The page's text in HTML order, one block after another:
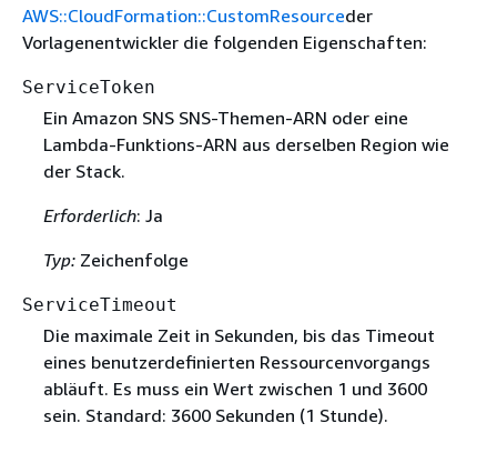
AWS::CloudFormation::CustomResourceder
Vorlagenentwickler die folgenden Eigenschaften:
ServiceToken
Ein Amazon SNS SNS-Themen-ARN oder eine
Lambda-Funktions-ARN aus derselben Region wie
der Stack.
Erforderlich: Ja
Typ:Zeichenfolge
ServiceTimeout
Die maximale Zeit in Sekunden, bis das Timeout
eines benutzerdefinierten Ressourcenvorgangs
abläuft. Es muss ein Wert zwischen 1 und 3600
sein. Standard: 3600 Sekunden (1 Stunde).